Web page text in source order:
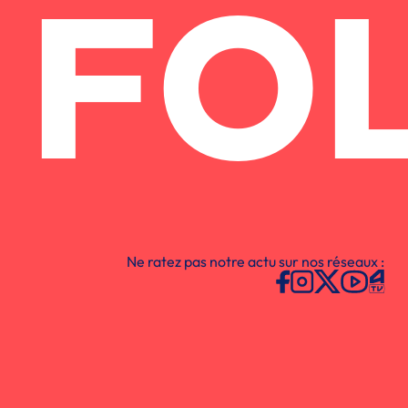
Ne ratez pas notre actu sur nos réseaux :